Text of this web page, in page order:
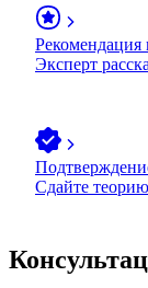
Рекомендация
Эксперт
Сдайте